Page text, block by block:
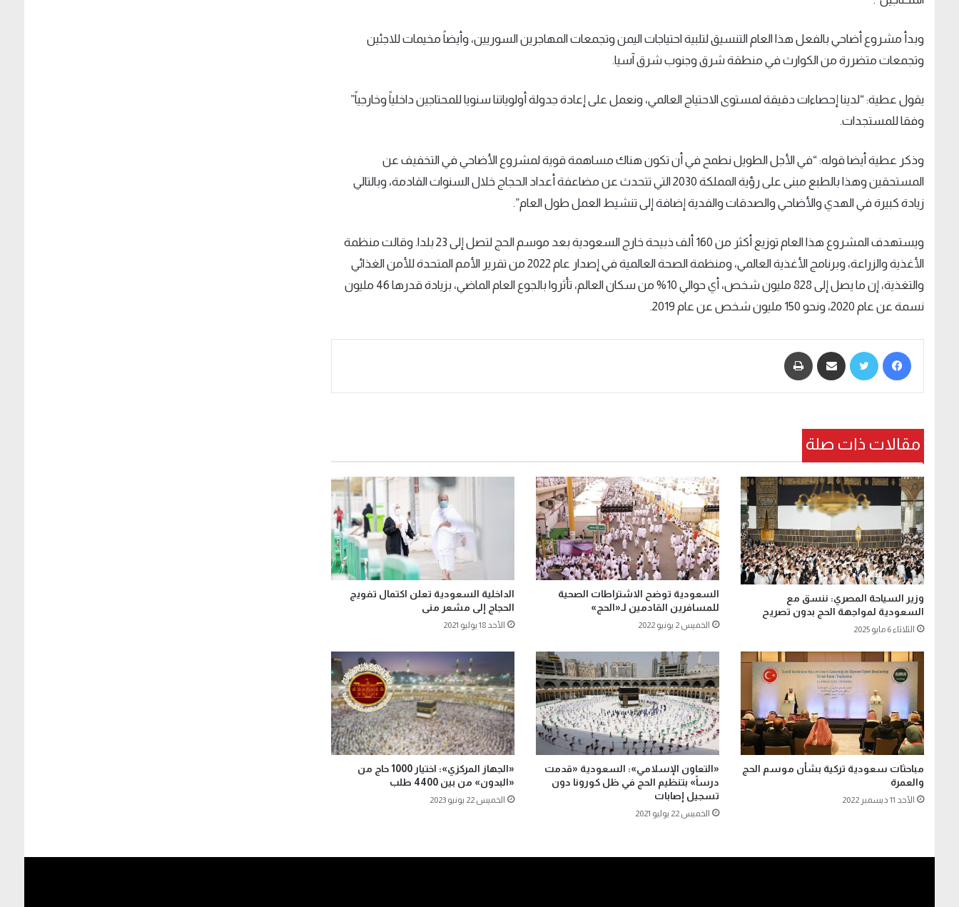
وبدأ مشروع أضاحي بالفعل هذا العام التنسيق لتلبية احتياجات اليمن وتجمعات المهاجرين السوريين، وأيضاً مخيمات للاجئين
وتجمعات متضررة من الكوارث في منطقة شرق وجنوب شرق آسيا.
يقول عطية: “لدينا إحصاءات دقيقة لمستوى الاحتياج العالمي، ونعمل على إعادة جدولة أولوياتنا سنويا للمحتاجين داخلياً وخارجياً”
وفقا للمستجدات.
وذكر عطية أيضا قوله: “في الأجل الطويل نطمح في أن تكون هناك مساهمة قوية لمشروع الأضاحي في التخفيف عن
المستحقين وهذا بالطبع مبنى على رؤية المملكة 2030 التي تتحدث عن مضاعفة أعداد الحجاج خلال السنوات القادمة، وبالتالي
زيادة كبيرة في الهدي والأضاحي والصدقات والفدية إضافة إلى تنشيط العمل طول العام”.
ويستهدف المشروع هذا العام توزيع أكثر من 160 ألف ذبيحة خارج السعودية بعد موسم الحج لتصل إلى 23 بلدا. وقالت منظمة
الأغذية والزراعة، وبرنامج الأغذية العالمي، ومنظمة الصحة العالمية في إصدار عام 2022 من تقرير الأمم المتحدة للأمن الغذائي
والتغذية، إن ما يصل إلى 828 مليون شخص، أي حوالي 10% من سكان العالم، تأثروا بالجوع العام الماضي، بزيادة قدرها 46 مليون
نسمة عن عام 2020، ونحو 150 مليون شخص عن عام 2019.
مقالات ذات صلة
وزير السياحة المصري: ننسق مع
السعودية لمواجهة الحج بدون تصريح
الثلاثاء 6 مايو 2025
السعودية توضح الاشتراطات الصحية
للمسافرين القادمين لـ«الحج»
الخميس 2 يونيو 2022
الداخلية السعودية تعلن اكتمال تفويج
الحجاج إلى مشعر منى
الأحد 18 يوليو 2021
مباحثات سعودية تركية بشأن موسم الحج
والعمرة
الأحد 11 ديسمبر 2022
«التعاون الإسلامي»: السعودية «قدمت
درساً» بتنظيم الحج في ظل كورونا دون
تسجيل إصابات
الخميس 22 يوليو 2021
«الجهاز المركزي»: اختيار 1000 حاج من
«البدون» من بين 4400 طلب
الخميس 22 يونيو 2023